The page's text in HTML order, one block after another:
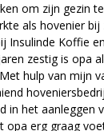
om zijn gezin
als hovenier
Insulinde Koffie
zestig is opa
hulp van mijn
in het aanleggen
opa erg graag